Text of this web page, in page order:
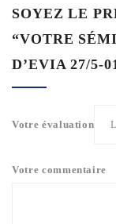
SOYEZ LE
“VOTRE
D’EVIA 27/5-
Votre évaluation
Votre commentaire